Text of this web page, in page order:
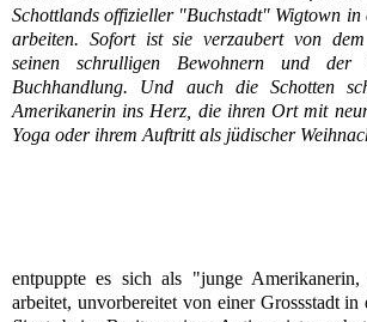
Schottlands offizieller "Buchstadt" Wigtown
arbeiten. Sofort ist sie verzaubert von
seinen schrulligen Bewohnern und der
Buchhandlung. Und auch die Schotten
Amerikanerin ins Herz, die ihren Ort mit
Yoga oder ihrem Auftritt als jüdischer
entpuppte es sich als "junge
arbeitet, unvorbereitet von einer Grossstadt